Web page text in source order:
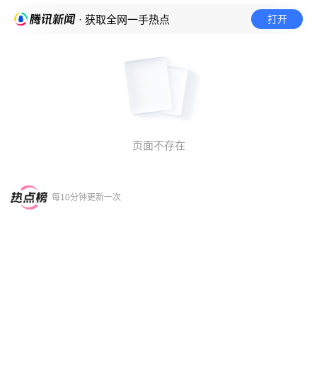
· 获取全网一手热点 打开
页面不存在
每10分钟更新一次